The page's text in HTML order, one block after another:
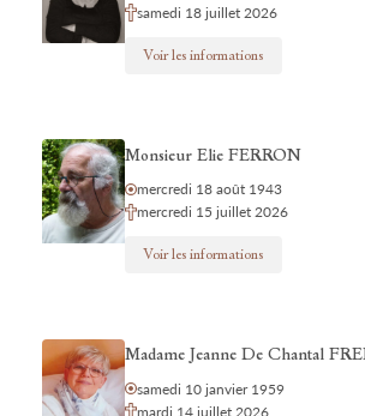
samedi 18 juillet 2026
Voir les informations
Monsieur Elie FERRON
mercredi 18 août 1943
mercredi 15 juillet 2026
Voir les informations
Madame Jeanne De Chantal
samedi 10 janvier 1959
mardi 14 juillet 2026